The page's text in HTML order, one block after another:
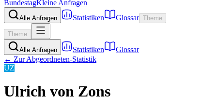
BundestagKleine Anfragen
Alle Anfragen Statistiken Glossar Theme
Theme
Alle Anfragen Statistiken
Glossar
← Zur Abgeordneten-Statistik
UZ
Ulrich von Zons